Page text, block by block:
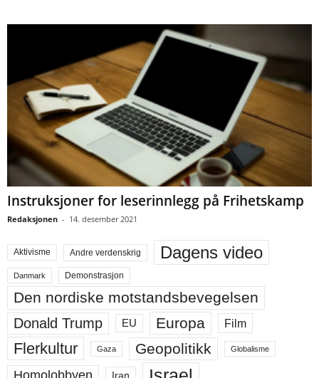
Instruksjoner for leserinnlegg på Frihetskamp
Redaksjonen - 14. desember 2021
Aktivisme Andre verdenskrig Dagens video
Danmark Demonstrasjon
Den nordiske motstandsbevegelsen
Donald Trump EU Europa Film
Flerkultur Gaza Geopolitikk Globalisme
Homolobbyen Iran